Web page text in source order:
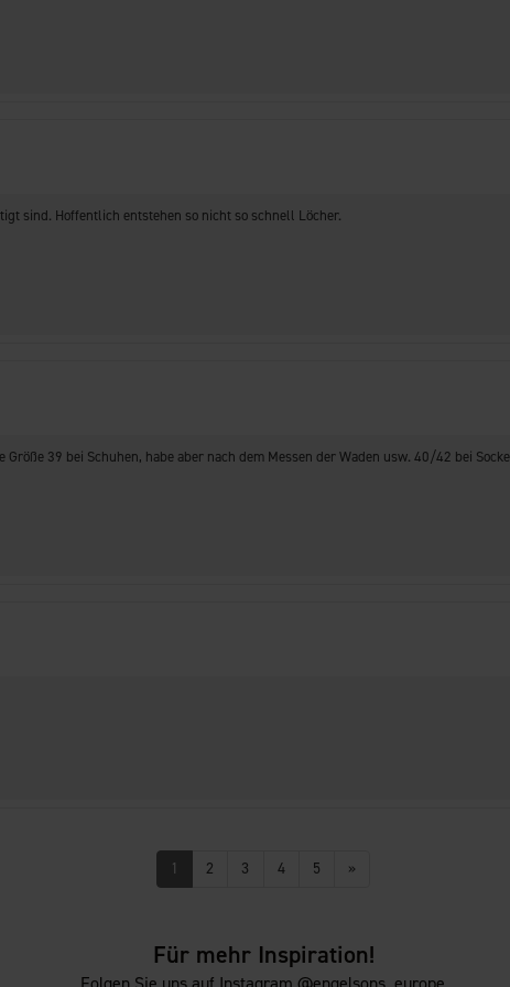
sind. Hoffentlich entstehen so nicht so schnell Löcher.
39 bei Schuhen, habe aber nach dem Messen der Waden usw. 40/42 bei
1 2 3 4 5 »
Für mehr Inspiration!